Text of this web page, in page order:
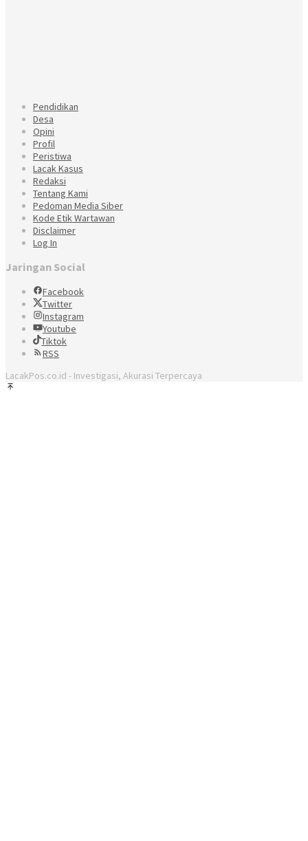
Pendidikan
Desa
Opini
Profil
Peristiwa
Lacak Kasus
Redaksi
Tentang Kami
Pedoman Media Siber
Kode Etik Wartawan
Disclaimer
Log In
Jaringan Social
Facebook
Twitter
Instagram
Youtube
Tiktok
RSS
LacakPos.co.id - Investigasi, Akurasi Terpercaya